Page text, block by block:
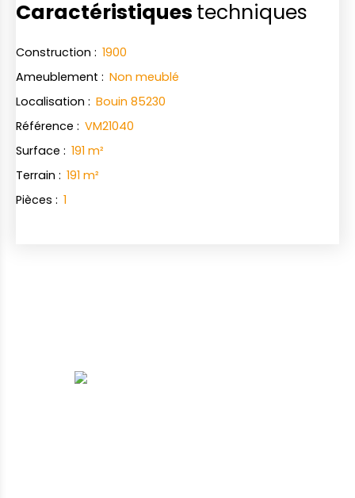
Caractéristiques techniques
Construction : 1900
Ameublement : Non meublé
Localisation : Bouin 85230
Référence : VM21040
Surface : 191 m²
Terrain : 191 m²
Pièces : 1